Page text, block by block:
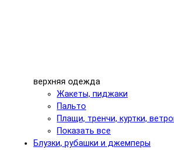
верхняя одежда
Жакеты, пиджаки
Пальто
Плащи, тренчи, куртки,
Показать все
Блузки, рубашки и джемперы